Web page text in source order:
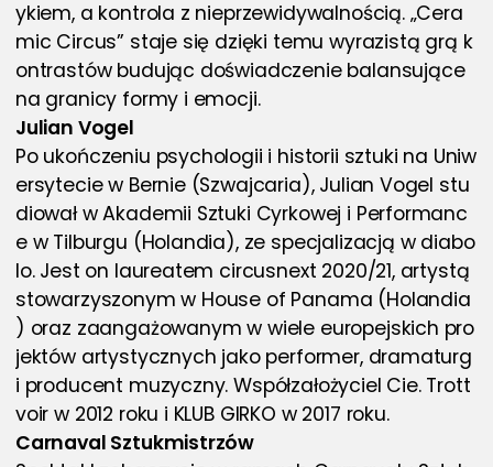
ykiem, a kontrola z nieprzewidywalnością. „Cera
mic Circus” staje się dzięki temu wyrazistą grą k
ontrastów budując doświadczenie balansujące
na granicy formy i emocji.
Julian Vogel
Po ukończeniu psychologii i historii sztuki na Uniw
ersytecie w Bernie (Szwajcaria), Julian Vogel stu
diował w Akademii Sztuki Cyrkowej i Performanc
e w Tilburgu (Holandia), ze specjalizacją w diabo
lo. Jest on laureatem circusnext 2020/21, artystą
stowarzyszonym w House of Panama (Holandia
) oraz zaangażowanym w wiele europejskich pro
jektów artystycznych jako performer, dramaturg
i producent muzyczny. Współzałożyciel Cie. Trott
voir w 2012 roku i KLUB GIRKO w 2017 roku.
Carnaval Sztukmistrzów